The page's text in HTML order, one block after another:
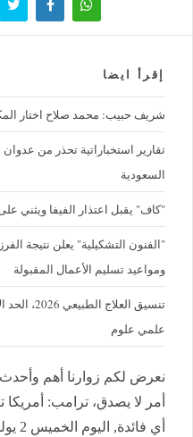
إقرأ ايضا
شريف حبيب: محمد صلاح اختار
تقارير استخباراتية تحذر من
السعودية
"كاف" يقبل اعتذار الفيفا ويثني
ومواعيد تسليم الأعمال المقبولة
تنسيق
علمي علوم
نعرض لكم زوارنا أهم وأحدث
أمر لا يصدق، ترامب: أمريكا
أي فائدة, اليوم الخميس 2 يوليو 2026 04:15 مساءً